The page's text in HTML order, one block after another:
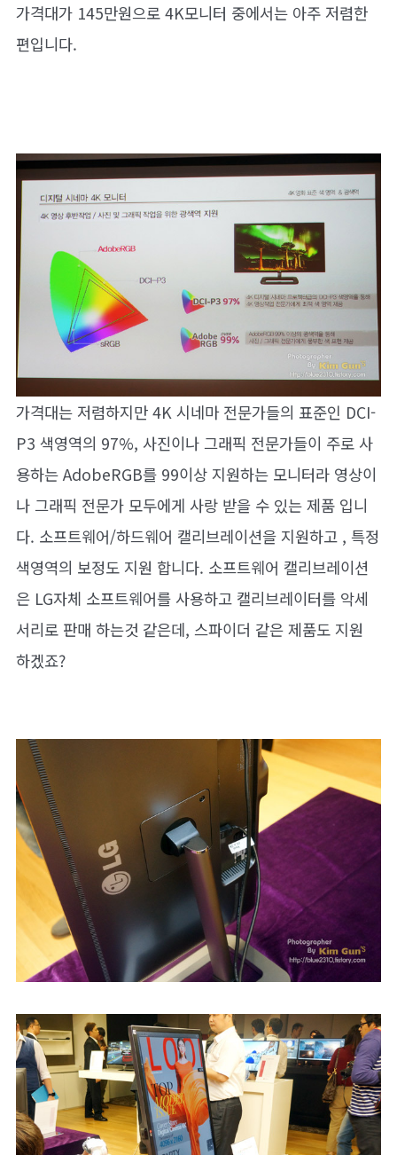
가격대가 145만원으로 4K모니터 중에서는 아주 저렴한
편입니다.
가격대는 저렴하지만 4K 시네마 전문가들의 표준인 DCI-
P3 색영역의 97%, 사진이나 그래픽 전문가들이 주로 사
용하는 AdobeRGB를 99이상 지원하는 모니터라 영상이
나 그래픽 전문가 모두에게 사랑 받을 수 있는 제품 입니
다. 소프트웨어/하드웨어 캘리브레이션을 지원하고 , 특정
색영역의 보정도 지원 합니다. 소프트웨어 캘리브레이션
은 LG자체 소프트웨어를 사용하고 캘리브레이터를 악세
서리로 판매 하는것 같은데, 스파이더 같은 제품도 지원
하겠죠?